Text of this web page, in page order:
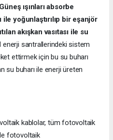
Güneş ışınları absorbe
ile yoğunlaştırılıp bir eşanjör
akışkan vasıtası ile su
enerji santrallerindeki sistem
ettirmek için bu su buharı
su buharı ile enerji üreten
kablolar, tüm fotovoltaik
fotovoltaik